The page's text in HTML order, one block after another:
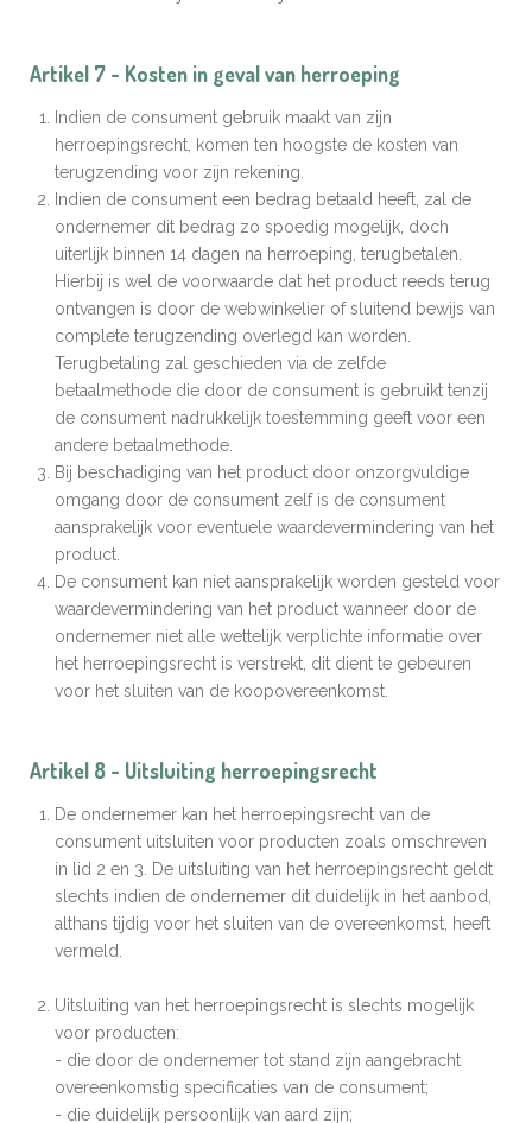
Artikel 7 - Kosten in geval van herroeping
Indien de consument gebruik maakt van zijn
herroepingsrecht, komen ten hoogste de kosten van
terugzending voor zijn rekening.
Indien de consument een bedrag betaald heeft, zal de
ondernemer dit bedrag zo spoedig mogelijk, doch
uiterlijk binnen 14 dagen na herroeping, terugbetalen.
Hierbij is wel de voorwaarde dat het product reeds terug
ontvangen is door de webwinkelier of sluitend bewijs van
complete terugzending overlegd kan worden.
Terugbetaling zal geschieden via de zelfde
betaalmethode die door de consument is gebruikt tenzij
de consument nadrukkelijk toestemming geeft voor een
andere betaalmethode.
Bij beschadiging van het product door onzorgvuldige
omgang door de consument zelf is de consument
aansprakelijk voor eventuele waardevermindering van het
product.
De consument kan niet aansprakelijk worden gesteld voor
waardevermindering van het product wanneer door de
ondernemer niet alle wettelijk verplichte informatie over
het herroepingsrecht is verstrekt, dit dient te gebeuren
voor het sluiten van de koopovereenkomst.
Artikel 8 - Uitsluiting herroepingsrecht
De ondernemer kan het herroepingsrecht van de
consument uitsluiten voor producten zoals omschreven
in lid 2 en 3. De uitsluiting van het herroepingsrecht geldt
slechts indien de ondernemer dit duidelijk in het aanbod,
althans tijdig voor het sluiten van de overeenkomst, heeft
vermeld.
Uitsluiting van het herroepingsrecht is slechts mogelijk
voor producten:
- die door de ondernemer tot stand zijn aangebracht
overeenkomstig specificaties van de consument;
- die duidelijk persoonlijk van aard zijn;